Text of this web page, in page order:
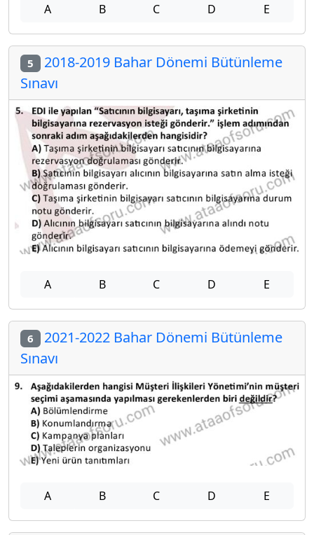
A B C D E
5 2018-2019 Bahar Dönemi Bütünleme
Sınavı
A B C D E
6 2021-2022 Bahar Dönemi Bütünleme
Sınavı
A B C D E